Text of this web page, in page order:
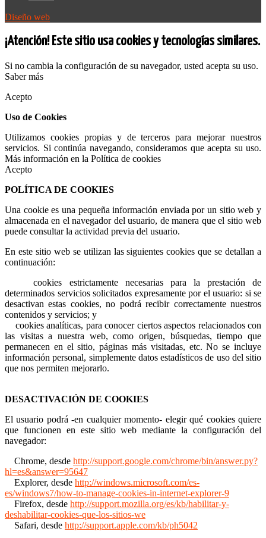
Diseño web
¡Atención! Este sitio usa cookies y tecnologías similares.
Si no cambia la configuración de su navegador, usted acepta su uso.
Saber más
Acepto
Uso de Cookies
Utilizamos cookies propias y de terceros para mejorar nuestros
servicios. Si continúa navegando, consideramos que acepta su uso.
Más información en la Política de cookies
Acepto
POLÍTICA DE COOKIES
Una cookie es una pequeña información enviada por un sitio web y
almacenada en el navegador del usuario, de manera que el sitio web
puede consultar la actividad previa del usuario.
En este sitio web se utilizan las siguientes cookies que se detallan a
continuación:
cookies estrictamente necesarias para la prestación de
determinados servicios solicitados expresamente por el usuario: si se
desactivan estas cookies, no podrá recibir correctamente nuestros
contenidos y servicios; y
cookies analíticas, para conocer ciertos aspectos relacionados con
las visitas a nuestra web, como origen, búsquedas, tiempo que
permanecen en el sitio, páginas más visitadas, etc. No se incluye
información personal, simplemente datos estadísticos de uso del sitio
que nos permiten mejorarlo.
DESACTIVACIÓN DE COOKIES
El usuario podrá -en cualquier momento- elegir qué cookies quiere
que funcionen en este sitio web mediante la configuración del
navegador:
Chrome, desde http://support.google.com/chrome/bin/answer.py?
hl=es&answer=95647
Explorer, desde http://windows.microsoft.com/es-
es/windows7/how-to-manage-cookies-in-internet-explorer-9
Firefox, desde http://support.mozilla.org/es/kb/habilitar-y-
deshabilitar-cookies-que-los-sitios-we
Safari, desde http://support.apple.com/kb/ph5042